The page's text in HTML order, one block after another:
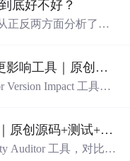
底好不好？
正反两方面分析了为
Next.js渲染边界审计版本变更影响工具｜原创源码+测试+离线报告
Version Impact 工具，
项，识别变更影响。
试、可复现合成示
Flash模型版本缓存兼容工具｜原创源码+测试+离线报告
Auditor 工具，对比两